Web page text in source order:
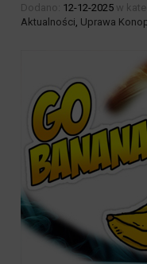
Dodano: 12-12-2025 w
Aktualności, Uprawa